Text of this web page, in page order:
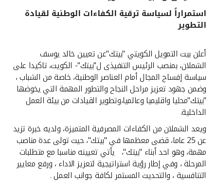
القنوات المصرفية
خدمات ما بعد البيع
اتصل بنا
مواقع الفروع وأجهزة الصرف الآلي
ألمانيا
استمراراً لسياسة ترقية الكفاءات الوطنية لقيادة
التطوير
أعلن بيت التمويل الكويتي "بيتك"عن تعيين خالد يوسف
الشملان، بمنصب الرئيس التنفيذى ل"بيتك"- الكويت، تاكيدا على
سياسة إفساح المجال أمام العناصر الوطنية، خاصة من الشباب ،
وضمن جهود تعزيز مراحل النجاح والتطور المهمة التي يخوضها
"بيتك"محليا واقليميا وعالميا،وتطوير القيادات من بيئة العمل
الداخلية.
ويعد الشملان من الكفاءات المصرفية المتميزة، ولديه خبرة تزيد
عن 25 عاما، قضى معظمها في "بيتك"، حيث تولى عدة مناصب
مهمة، وهو احد أبناء "بيتك"، يأتي تعيينه مناسبا مع متطلبات
المرحلة ، وفي إطار رؤية استراتيجية لتعزيز الاداء ، ورفع معايير
التنافسية ، والتحديث المستمر لكافة جوانب العمل .